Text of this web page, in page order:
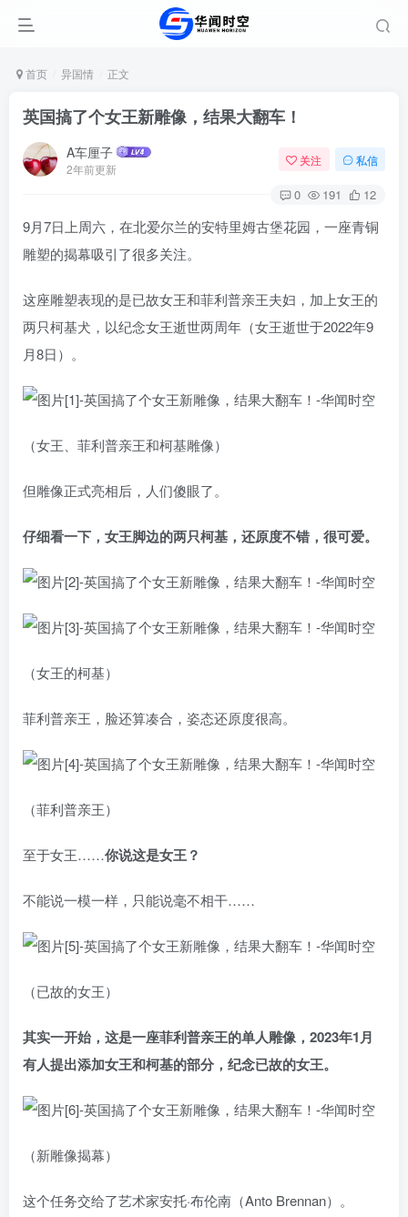
首页 异国情 正文
英国搞了个女王新雕像，结果大翻车！
A车厘子
2年前更新
关注 私信
0 191 12
9月7日上周六，在北爱尔兰的安特里姆古堡花园，一座青铜
雕塑的揭幕吸引了很多关注。
这座雕塑表现的是已故女王和菲利普亲王夫妇，加上女王的
两只柯基犬，以纪念女王逝世两周年（女王逝世于2022年9
月8日）。
（女王、菲利普亲王和柯基雕像）
但雕像正式亮相后，人们傻眼了。
仔细看一下，女王脚边的两只柯基，还原度不错，很可爱。
（女王的柯基）
菲利普亲王，脸还算凑合，姿态还原度很高。
（菲利普亲王）
至于女王……你说这是女王？
不能说一模一样，只能说毫不相干……
（已故的女王）
其实一开始，这是一座菲利普亲王的单人雕像，2023年1月
有人提出添加女王和柯基的部分，纪念已故的女王。
（新雕像揭幕）
这个任务交给了艺术家安托·布伦南（Anto Brennan）。